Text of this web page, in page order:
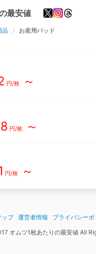
最安値
品 お産用パッド
円/枚～
円/枚～
円/枚～
ップ 運営者情報
プライバシーポ
オムツ1枚あたりの最安値 All